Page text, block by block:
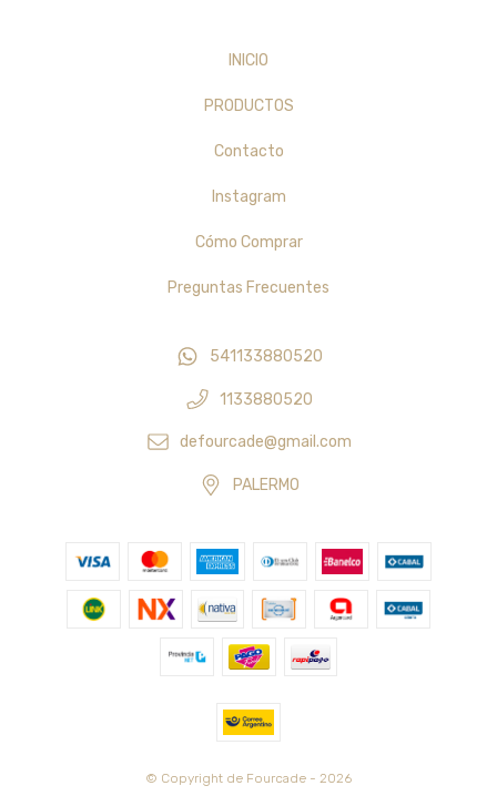
INICIO
PRODUCTOS
Contacto
Instagram
Cómo Comprar
Preguntas Frecuentes
541133880520
1133880520
defourcade@gmail.com
PALERMO
© Copyright de Fourcade - 2026